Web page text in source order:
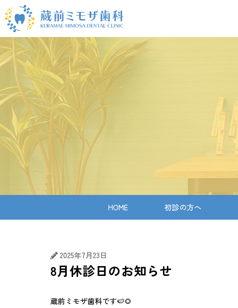
HOME 初診の方へ
2025年7月23日
8月休診日のお知らせ
蔵前ミモザ歯科です🍉🌻